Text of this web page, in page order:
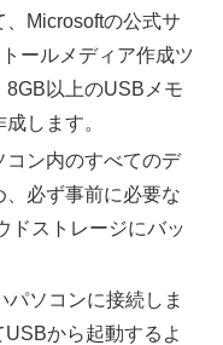
Microsoftの公式サ
ールメディア作成ツ
8GB以上のUSBメモ
します。
コン内のすべてのデ
必ず事前に必要な
ドストレージにバッ
ソコンに接続しま
から起動するよ